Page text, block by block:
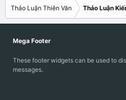
Thảo Luận Thiên Văn Thảo Luận
Mega Footer
These footer widgets can be used to
messages.